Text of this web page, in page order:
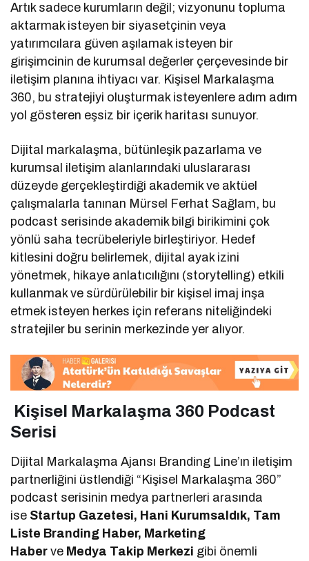
Artık sadece kurumların değil; vizyonunu topluma
aktarmak isteyen bir siyasetçinin veya
yatırımcılara güven aşılamak isteyen bir
girişimcinin de kurumsal değerler çerçevesinde bir
iletişim planına ihtiyacı var. Kişisel Markalaşma
360, bu stratejiyi oluşturmak isteyenlere adım adım
yol gösteren eşsiz bir içerik haritası sunuyor.
Dijital markalaşma, bütünleşik pazarlama ve
kurumsal iletişim alanlarındaki uluslararası
düzeyde gerçekleştirdiği akademik ve aktüel
çalışmalarla tanınan Mürsel Ferhat Sağlam, bu
podcast serisinde akademik bilgi birikimini çok
yönlü saha tecrübeleriyle birleştiriyor. Hedef
kitlesini doğru belirlemek, dijital ayak izini
yönetmek, hikaye anlatıcılığını (storytelling) etkili
kullanmak ve sürdürülebilir bir kişisel imaj inşa
etmek isteyen herkes için referans niteliğindeki
stratejiler bu serinin merkezinde yer alıyor.
Kişisel Markalaşma 360 Podcast
Serisi
Dijital Markalaşma Ajansı Branding Line’ın iletişim
partnerliğini üstlendiği “Kişisel Markalaşma 360”
podcast serisinin medya partnerleri arasında
ise Startup Gazetesi, Hani Kurumsaldık, Tam
Liste Branding Haber, Marketing
Haber ve Medya Takip Merkezi gibi önemli